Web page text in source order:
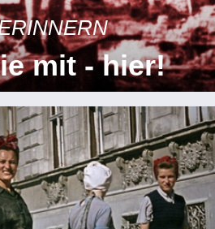
mit - hier!